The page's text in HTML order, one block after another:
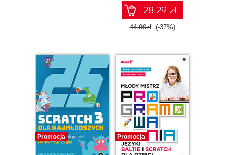
28.29 zł
44.90zł (-37%)
Promocja Promocja